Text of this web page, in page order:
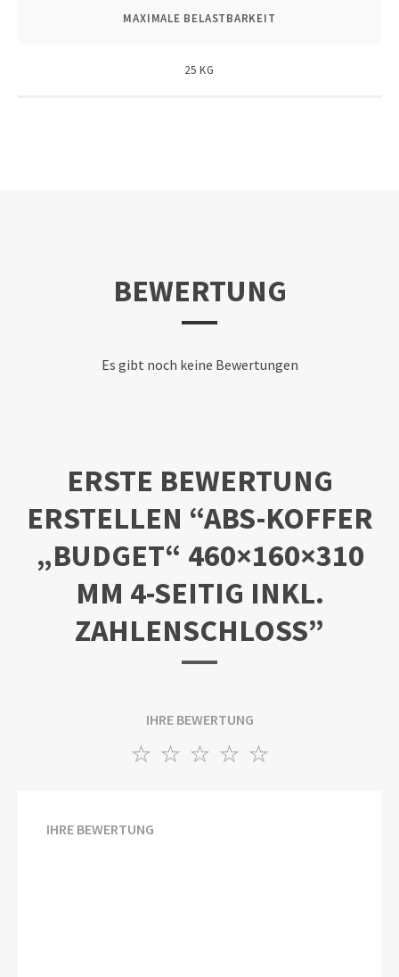
MAXIMALE BELASTBARKEIT
25 KG
BEWERTUNG
Es gibt noch keine Bewertungen
ERSTE BEWERTUNG
ERSTELLEN “ABS-KOFFER
„BUDGET“ 460×160×310
MM 4-SEITIG INKL.
ZAHLENSCHLOSS”
IHRE BEWERTUNG